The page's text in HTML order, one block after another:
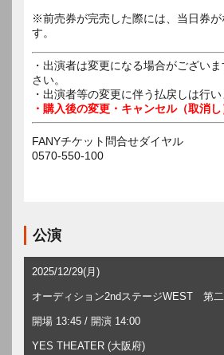
※前売券が完売した際には、当日券が
す。
・出演者は変更になる場合がござい
さい。
・出演者等の変更に伴う払戻しは行い
・購入後の変更・キャンセル（取消し
FANYチケット問合せダイヤル
0570-550-100
公演
2025/12/29(月)
オーディション2ndステージWEST 第
開場 13:45 / 開演 14:00
YES THEATER (大阪府)